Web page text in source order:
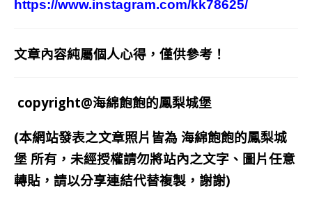
https://www.instagram.com/kk78625/
文章內容純屬個人心得，僅供參考！
copyright@海綿飽飽的鳳梨城堡
(本網站發表之文章照片皆為 海綿飽飽的鳳梨城
堡 所有，未經授權請勿將站內之文字、圖片任意
轉貼，請以分享連結代替複製，謝謝)